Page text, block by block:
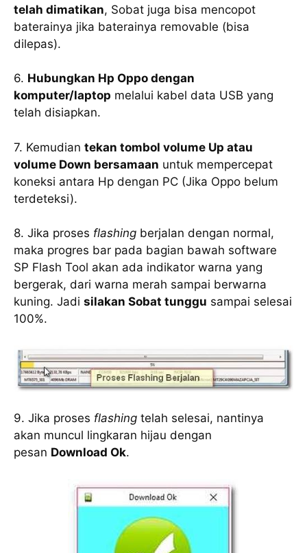
telah dimatikan, Sobat juga bisa mencopot
baterainya jika baterainya removable (bisa
dilepas).
6. Hubungkan Hp Oppo dengan
komputer/laptop melalui kabel data USB yang
telah disiapkan.
7. Kemudian tekan tombol volume Up atau
volume Down bersamaan untuk mempercepat
koneksi antara Hp dengan PC (Jika Oppo belum
terdeteksi).
8. Jika proses flashing berjalan dengan normal,
maka progres bar pada bagian bawah software
SP Flash Tool akan ada indikator warna yang
bergerak, dari warna merah sampai berwarna
kuning. Jadi silakan Sobat tunggu sampai selesai
100%.
9. Jika proses flashing telah selesai, nantinya
akan muncul lingkaran hijau dengan
pesan Download Ok.